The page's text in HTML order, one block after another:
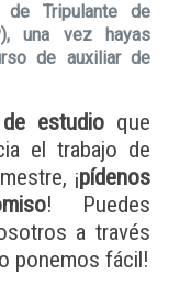
de Tripulante de
una vez hayas
de auxiliar de
estudioque
el trabajo de
¡pídenos
! Puedes
a través
ponemos fácil!